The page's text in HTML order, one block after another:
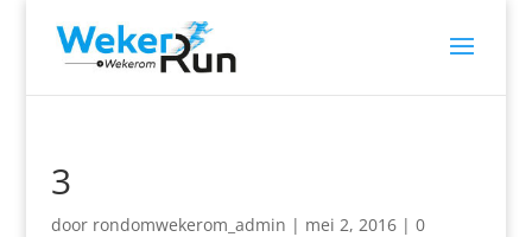
3
door rondomwekerom_admin | mei 2, 2016| 0